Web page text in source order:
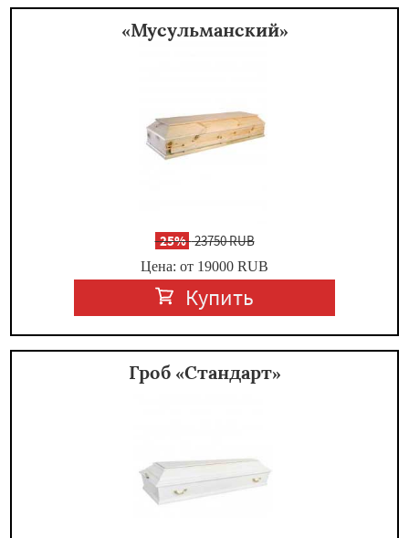
«Мусульманский»
-25%23750 RUB
Цена: от 19000 RUB
Купить
Гроб «Стандарт»